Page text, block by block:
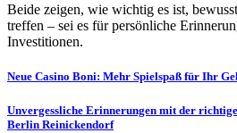
Beide zeigen, wie wichtig es ist,
treffen – sei es für persönliche
Investitionen.
Post
navigation
Neue Casino Boni: Mehr Spielspaß für Ihr
Unvergessliche Erinnerungen mit der
Berlin Reinickendorf